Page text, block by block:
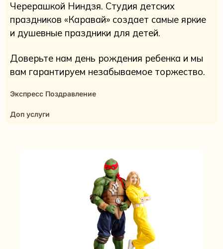
Черерашкой Ниндзя. Студия детских
праздников «Каравай» создает самые яркие
и душевные праздники для детей.
Доверьте нам день рождения ребенка и мы
вам гарантируем незабываемое торжество.
Экспресс Поздравление
Доп услуги